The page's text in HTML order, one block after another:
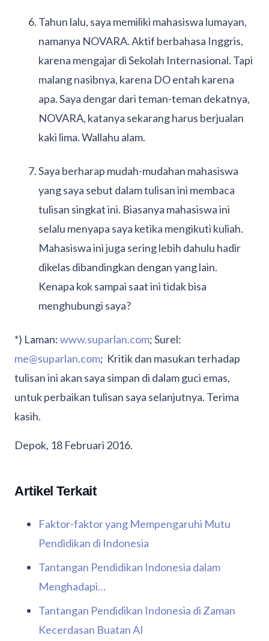
Tahun lalu, saya memiliki mahasiswa lumayan,
namanya NOVARA. Aktif berbahasa Inggris,
karena mengajar di Sekolah Internasional. Tapi
malang nasibnya, karena DO entah karena
apa. Saya dengar dari teman-teman dekatnya,
NOVARA, katanya sekarang harus berjualan
kaki lima. Wallahu alam.
Saya berharap mudah-mudahan mahasiswa
yang saya sebut dalam tulisan ini membaca
tulisan singkat ini. Biasanya mahasiswa ini
selalu menyapa saya ketika mengikuti kuliah.
Mahasiswa ini juga sering lebih dahulu hadir
dikelas dibandingkan dengan yang lain.
Kenapa kok sampai saat ini tidak bisa
menghubungi saya?
*) Laman:www.suparlan.com; Surel:
me@suparlan.com; Kritik dan masukan terhadap
tulisan ini akan saya simpan di dalam guci emas,
untuk perbaikan tulisan saya selanjutnya. Terima
kasih.
Depok, 18 Februari 2016.
Artikel Terkait
Faktor-faktor yang Mempengaruhi Mutu
Pendidikan di Indonesia
Tantangan Pendidikan Indonesia dalam
Menghadapi…
Tantangan Pendidikan Indonesia di Zaman
Kecerdasan Buatan AI